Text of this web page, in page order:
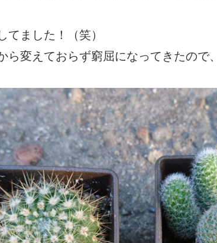
てました！（笑）
ら変えておらず窮屈になってきたので